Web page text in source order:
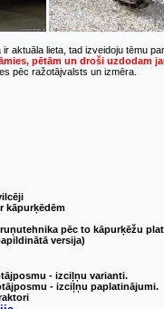
aktuāla lieta, tad izveidoju tēmu
pētām un droši uzdodam
pēc ražotājvalsts un izmēra.
kāpurķēdēm
pēc to kāpurķēžu
versija)
- izciļņu varianti.
- izciļņu paplatinājumi.